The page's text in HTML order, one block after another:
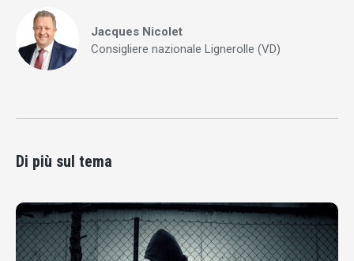
Jacques Nicolet
Consigliere nazionale Lignerolle (VD)
Di più sul tema